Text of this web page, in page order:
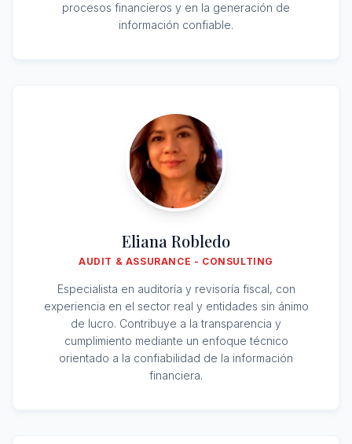
procesos financieros y en la generación de
información confiable.
Eliana Robledo
AUDIT & ASSURANCE - CONSULTING
Especialista en auditoría y revisoría fiscal, con
experiencia en el sector real y entidades sin ánimo
de lucro. Contribuye a la transparencia y
cumplimiento mediante un enfoque técnico
orientado a la confiabilidad de la información
financiera.